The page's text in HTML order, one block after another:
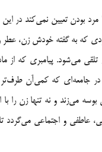
بودن تعيين نمي‌كند در
به گفته خودش زن، عطر و
مي‌شود. پيامبري كه از
كه كمي‌آن طرف‌تر
مي‌زند و نه تنها زن را
عاطفي و اجتماعي مي‌گردد